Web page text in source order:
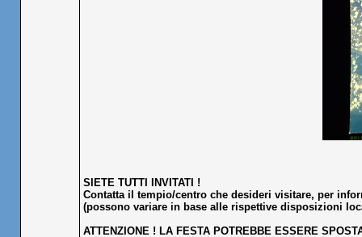
SIETE TUTTI INVITATI !
Contatta il tempio/centro che desideri visitare, per
(possono variare in base alle rispettive disposizioni
ATTENZIONE ! LA FESTA POTREBBE ESSERE